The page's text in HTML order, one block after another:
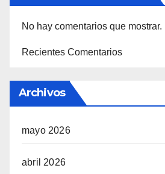
No hay comentarios que mostrar.
Recientes Comentarios
Archivos
mayo 2026
abril 2026